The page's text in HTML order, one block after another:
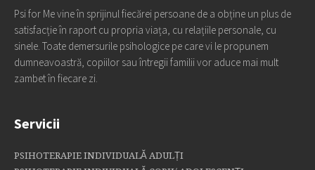
Psi for Me vine în sprijinul fiecărei persoane de a obține un plus de
satisfacție în raport cu propria viața, cu relațiile personale, cu
sinele. Toate demersurile psihologice pe care vi le propunem
dumneavoastră, copiilor sau întregii familii vor aduce mai mult
zambet în fiecare zi.
Servicii
PSIHOTERAPIE INDIVIDUALĂ ADULȚI